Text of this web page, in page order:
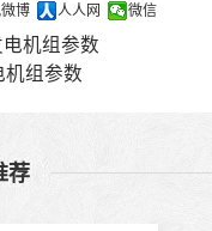
博 人人网 微信
机组参数
机组参数
荐